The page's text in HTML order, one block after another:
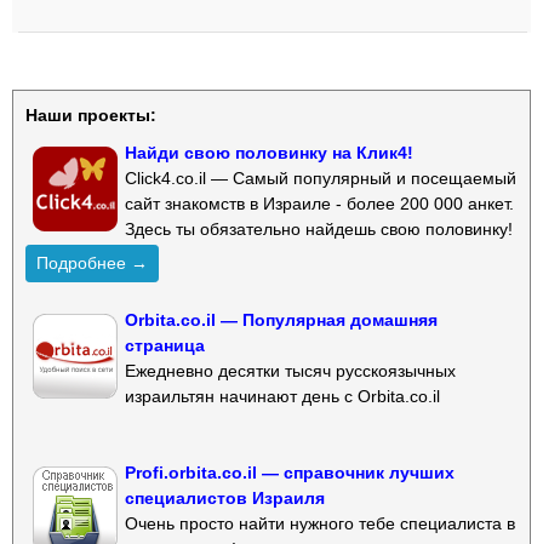
Наши проекты:
Найди свою половинку на Клик4!
Click4.co.il — Самый популярный и посещаемый
сайт знакомств в Израиле - более 200 000 анкет.
Здесь ты обязательно найдешь свою половинку!
Подробнее →
Orbita.co.il — Популярная домашняя
страница
Ежедневно десятки тысяч русскоязычных
израильтян начинают день с Orbita.co.il
Profi.orbita.co.il — справочник лучших
специалистов Израиля
Очень просто найти нужного тебе специалиста в